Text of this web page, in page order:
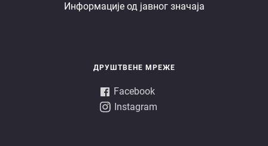
Информације од јавног значаја
ДРУШТВЕНЕ МРЕЖЕ
Facebook
Instagram